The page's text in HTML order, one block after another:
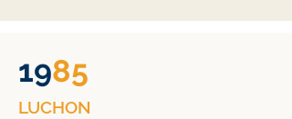
1985
LUCHON